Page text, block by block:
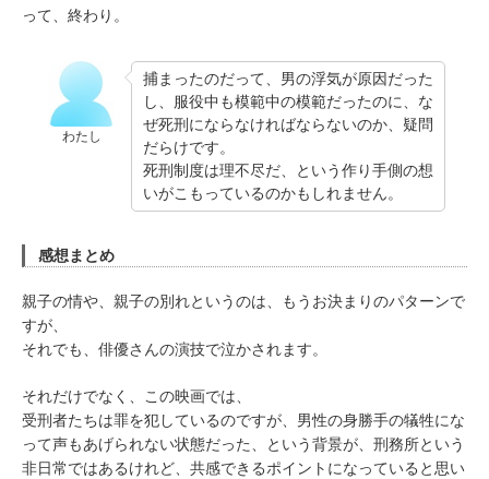
って、終わり。
わたし
捕まったのだって、男の浮気が原因だった
し、服役中も模範中の模範だったのに、な
ぜ死刑にならなければならないのか、疑問
だらけです。
死刑制度は理不尽だ、という作り手側の想
いがこもっているのかもしれません。
感想まとめ
親子の情や、親子の別れというのは、もうお決まりのパターンで
すが、
それでも、俳優さんの演技で泣かされます。
それだけでなく、この映画では、
受刑者たちは罪を犯しているのですが、男性の身勝手の犠牲にな
って声もあげられない状態だった、という背景が、刑務所という
非日常ではあるけれど、共感できるポイントになっていると思い